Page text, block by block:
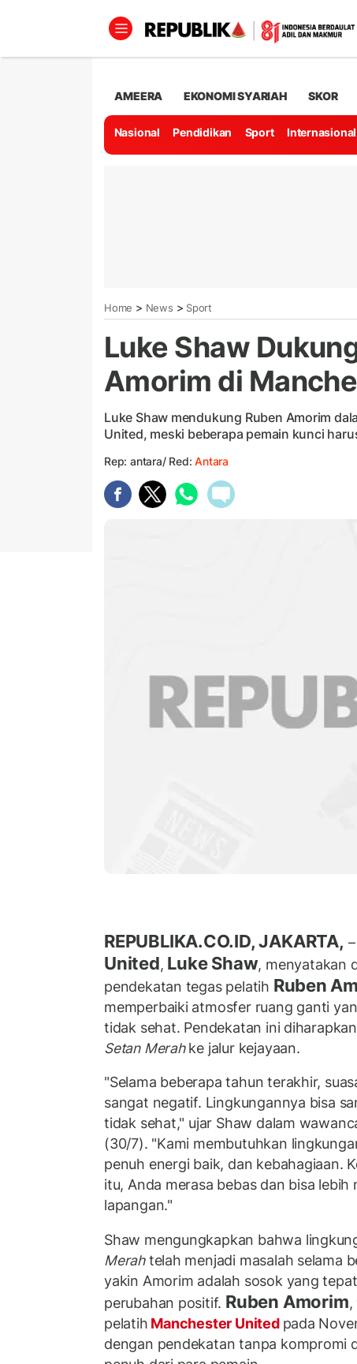
AMEERA EKONOMI SYARIAH SKOR
Nasional Pendidikan Sport Internasional
Home > News > Sport
Luke Shaw
Amorim di
Luke Shaw mendukung Ruben Amorim
United, meski beberapa pemain kunci
Rep: antara/ Red:Antara
REPUBLIKA.CO.ID, JAKARTA,
United, Luke Shaw, menyatakan
pendekatan tegas pelatih Ruben
memperbaiki atmosfer ruang ganti
tidak sehat. Pendekatan ini
Setan Merahke jalur kejayaan.
"Selama beberapa tahun terakhir,
sangat negatif. Lingkungannya bisa
tidak sehat," ujar Shaw dalam
(30/7). "Kami membutuhkan
penuh energi baik, dan kebahagiaan.
itu, Anda merasa bebas dan bisa
lapangan."
Shaw mengungkapkan bahwa
Merahtelah menjadi masalah selama
yakin Amorim adalah sosok yang
perubahan positif. Ruben Amorim
pelatih Manchester United pada
dengan pendekatan tanpa kompromi